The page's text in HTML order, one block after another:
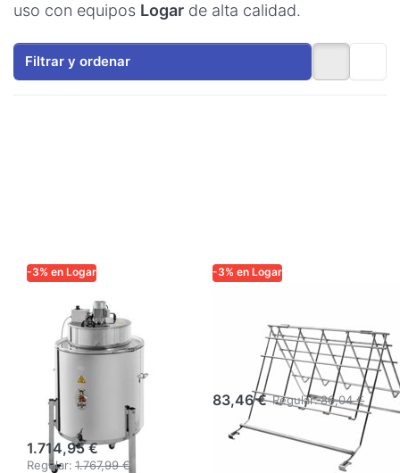
uso con equipos Logar de alta calidad.
Filtrar y ordenar
-3% en Logar
LOGAR TRADE
Derretidor de
cera de
desoperculado
Logar Ø 63 cm,
aislado
1.714,95 €
Regular: 1.767,99 €
-3% en Logar
Soporte de
desoperculado
Logar
83,46 € Regular:86,04 €